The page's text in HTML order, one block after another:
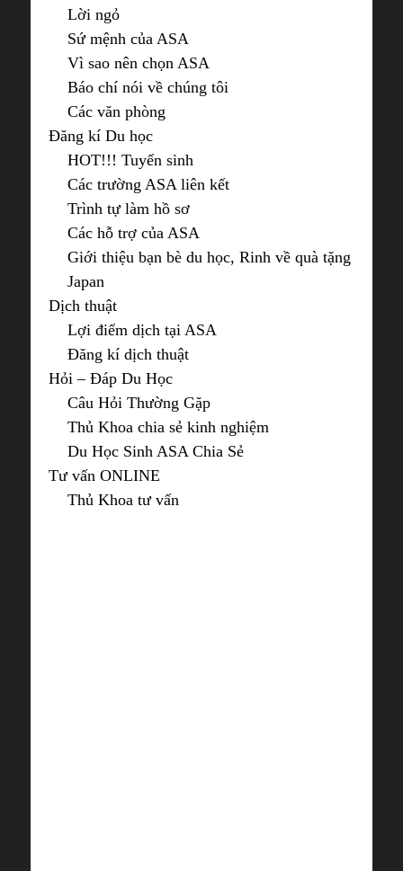
Lời ngỏ
Sứ mệnh của ASA
Vì sao nên chọn ASA
Báo chí nói về chúng tôi
Các văn phòng
Đăng kí Du học
HOT!!! Tuyển sinh
Các trường ASA liên kết
Trình tự làm hồ sơ
Các hỗ trợ của ASA
Giới thiệu bạn bè du học, Rinh về quà tặng
Japan
Dịch thuật
Lợi điểm dịch tại ASA
Đăng kí dịch thuật
Hỏi – Đáp Du Học
Câu Hỏi Thường Gặp
Thủ Khoa chia sẻ kinh nghiệm
Du Học Sinh ASA Chia Sẻ
Tư vấn ONLINE
Thủ Khoa tư vấn